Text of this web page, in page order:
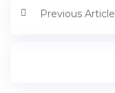
Previous Article